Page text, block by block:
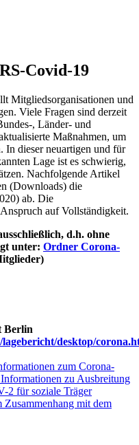
Covid-19
Mitgliedsorganisationen und
Viele Fragen sind derzeit
, Länder- und
Maßnahmen, um
In dieser neuartigen und für
Lage ist es schwierig,
Nachfolgende Artikel
(Downloads) die
ab. Die
auf Vollständigkeit.
d.h. ohne
unter: Ordner Corona-
Berlin
desktop/
zum Corona-
zu Ausbreitung
2 für soziale Träger
mit dem